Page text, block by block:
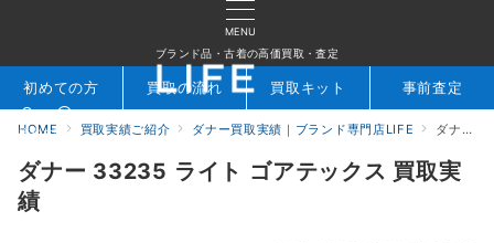
MENU
ブランド品・古着の高価買取・査定
検索 お問合せ
初めての方 買取の流れ 買取キット 事前査定
HOME 買取実績ご紹介 ダナー買取実績｜ブランド専門店LIFE ダナー 33235 ライト ゴアテックス 買取実績
ダナー 33235 ライト ゴアテックス 買取実
績